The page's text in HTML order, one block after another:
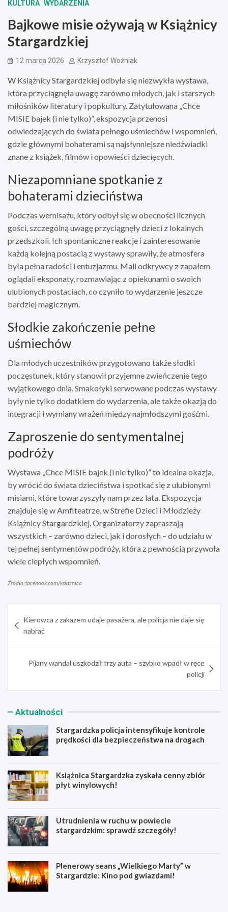
KULTURA WYDARZENIA
Bajkowe misie ożywają w Książnicy
Stargardzkiej
12 marca 2026 Krzysztof Woźniak
W Książnicy Stargardzkiej odbyła się niezwykła wystawa,
która przyciągnęła uwagę zarówno młodych, jak i starszych
miłośników literatury i popkultury. Zatytułowana „Chce
MISIE bajek (i nie tylko)”, ekspozycja przenosi
odwiedzających do świata pełnego uśmiechów i wspomnień,
gdzie głównymi bohaterami są najsłynniejsze niedźwiadki
znane z książek, filmów i opowieści dziecięcych.
Niezapomniane spotkanie z
bohaterami dzieciństwa
Podczas wernisażu, który odbył się w obecności licznych
gości, szczególną uwagę przyciągnęły dzieci z lokalnych
przedszkoli. Ich spontaniczne reakcje i zainteresowanie
każdą kolejną postacią z wystawy sprawiły, że atmosfera
była pełna radości i entuzjazmu. Mali odkrywcy z zapałem
oglądali eksponaty, rozmawiając z opiekunami o swoich
ulubionych postaciach, co czyniło to wydarzenie jeszcze
bardziej magicznym.
Słodkie zakończenie pełne
uśmiechów
Dla młodych uczestników przygotowano także słodki
poczęstunek, który stanowił przyjemne zwieńczenie tego
wyjątkowego dnia. Smakołyki serwowane podczas wystawy
były nie tylko dodatkiem do wydarzenia, ale także okazją do
integracji i wymiany wrażeń między najmłodszymi gośćmi.
Zaproszenie do sentymentalnej
podróży
Wystawa „Chce MISIE bajek (i nie tylko)” to idealna okazja,
by wrócić do świata dzieciństwa i spotkać się z ulubionymi
misiami, które towarzyszyły nam przez lata. Ekspozycja
znajduje się w Amfiteatrze, w Strefie Dzieci i Młodzieży
Książnicy Stargardzkiej. Organizatorzy zapraszają
wszystkich – zarówno dzieci, jak i dorosłych – do udziału w
tej pełnej sentymentów podróży, która z pewnością przywoła
wiele ciepłych wspomnień.
Źródło: facebook.com/ksiaznica
wpisu
Kierowca z zakazem udaje pasażera, ale policja nie daje się
nabrać
Pijany wandal uszkodził trzy auta – szybko wpadł w ręce
policji
Aktualności
Stargardzka policja intensyfikuje kontrole
prędkości dla bezpieczeństwa na drogach
Książnica Stargardzka zyskała cenny zbiór
płyt winylowych!
Utrudnienia w ruchu w powiecie
stargardzkim: sprawdź szczegóły!
Plenerowy seans „Wielkiego Marty” w
Stargardzie: Kino pod gwiazdami!
S
K